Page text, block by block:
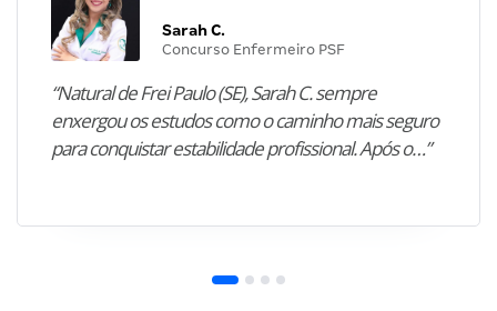
Sarah C.
Concurso Enfermeiro PSF
“Natural de Frei Paulo (SE), Sarah C. sempre
enxergou os estudos como o caminho mais seguro
para conquistar estabilidade profissional. Após o…”